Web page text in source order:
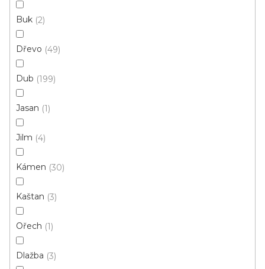
Buk 2
Dřevo 49
Dub 199
Jasan 1
Jilm 4
Kámen 30
Kaštan 3
Ořech 1
Dlažba 3
Vinylová podlaha MODULEO ROOTS 55 EIR
Galway Oak 87832
Skladem externě, odesíláme do 2-3 dnů